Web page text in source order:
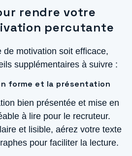
rendre votre
percutante
de motivation soit efficace,
supplémentaires à suivre :
forme et la présentation
bien présentée et mise en
à lire pour le recruteur.
et lisible, aérez votre texte
pour faciliter la lecture.